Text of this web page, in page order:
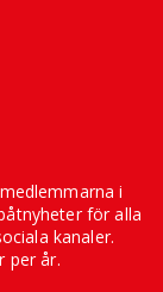
i
för alla
kanaler.
per år.